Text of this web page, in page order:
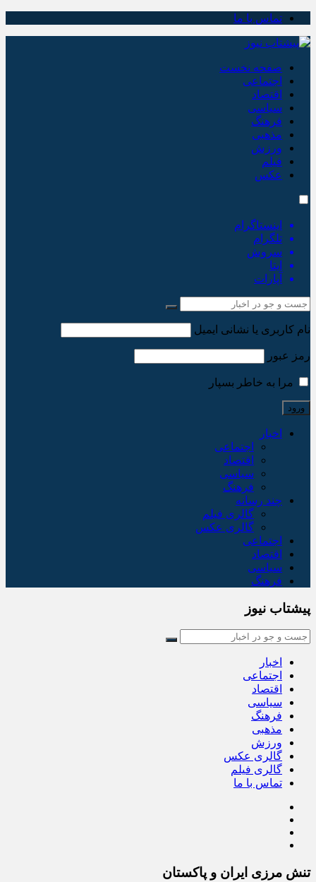
تماس با ما
صفحه نخست
اجتماعی
اقتصاد
سیاسی
فرهنگ
مذهبی
ورزش
فیلم
عکس
اینستاگرام
تلگرام
سروش
ایتا
آپارات
نام کاربری یا نشانی ایمیل
رمز عبور
مرا به خاطر بسپار
اخبار
اجتماعی
اقتصاد
سیاسی
فرهنگ
چند رسانه
گالری فیلم
گالری عکس
اجتماعی
اقتصاد
سیاسی
فرهنگ
پیشتاب نیوز
اخبار
اجتماعی
اقتصاد
سیاسی
فرهنگ
مذهبی
ورزش
گالری عکس
گالری فیلم
تماس با ما
تنش مرزی ایران و پاکستان